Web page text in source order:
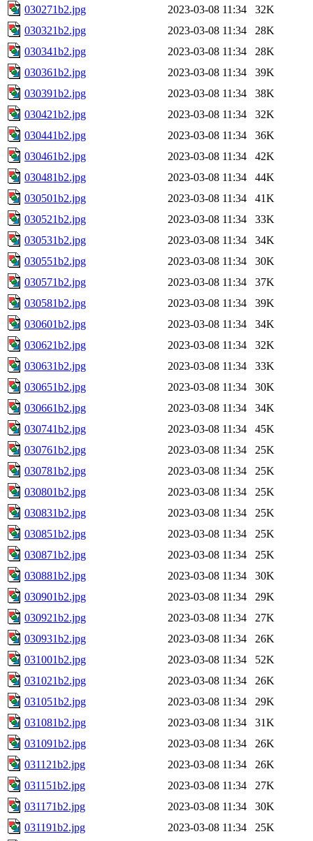
030271b2.jpg 2023-03-08 11:34
32K
030321b2.jpg
2023-03-08 11:34
28K
030341b2.jpg
2023-03-08 11:34
28K
030361b2.jpg
2023-03-08 11:34
39K
030391b2.jpg
2023-03-08 11:34
38K
030421b2.jpg
2023-03-08 11:34
32K
030441b2.jpg
2023-03-08 11:34
36K
030461b2.jpg
2023-03-08 11:34
42K
030481b2.jpg
2023-03-08 11:34
44K
030501b2.jpg
2023-03-08 11:34
41K
030521b2.jpg
2023-03-08 11:34
33K
030531b2.jpg
2023-03-08 11:34
34K
030551b2.jpg
2023-03-08 11:34
30K
030571b2.jpg
2023-03-08 11:34
37K
030581b2.jpg
2023-03-08 11:34
39K
030601b2.jpg
2023-03-08 11:34
34K
030621b2.jpg
2023-03-08 11:34
32K
030631b2.jpg
2023-03-08 11:34
33K
030651b2.jpg
2023-03-08 11:34
30K
030661b2.jpg
2023-03-08 11:34
34K
030741b2.jpg
2023-03-08 11:34
45K
030761b2.jpg
2023-03-08 11:34
25K
030781b2.jpg
2023-03-08 11:34
25K
030801b2.jpg
2023-03-08 11:34
25K
030831b2.jpg
2023-03-08 11:34
25K
030851b2.jpg
2023-03-08 11:34
25K
030871b2.jpg
2023-03-08 11:34
25K
030881b2.jpg
2023-03-08 11:34
30K
030901b2.jpg
2023-03-08 11:34
29K
030921b2.jpg
2023-03-08 11:34
27K
030931b2.jpg
2023-03-08 11:34
26K
031001b2.jpg
2023-03-08 11:34
52K
031021b2.jpg
2023-03-08 11:34
26K
031051b2.jpg
2023-03-08 11:34
29K
031081b2.jpg
2023-03-08 11:34
31K
031091b2.jpg
2023-03-08 11:34
26K
031121b2.jpg
2023-03-08 11:34
26K
031151b2.jpg
2023-03-08 11:34
27K
031171b2.jpg
2023-03-08 11:34
30K
031191b2.jpg
2023-03-08 11:34
25K